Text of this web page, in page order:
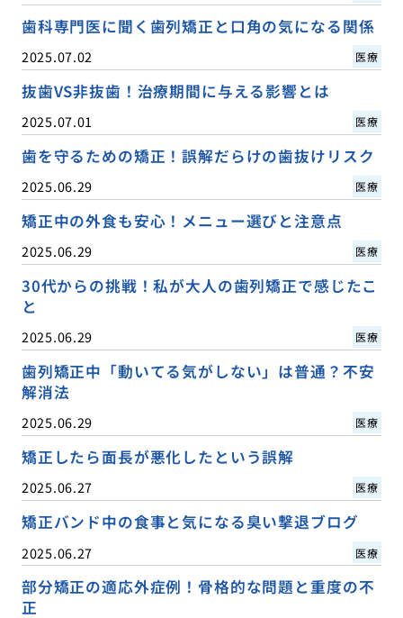
歯科専門医に聞く歯列矯正と口角の気になる関係
2025.07.02 医療
抜歯VS非抜歯！治療期間に与える影響とは
2025.07.01 医療
歯を守るための矯正！誤解だらけの歯抜けリスク
2025.06.29 医療
矯正中の外食も安心！メニュー選びと注意点
2025.06.29 医療
30代からの挑戦！私が大人の歯列矯正で感じたこ
と
2025.06.29 医療
歯列矯正中「動いてる気がしない」は普通？不安
解消法
2025.06.29 医療
矯正したら面長が悪化したという誤解
2025.06.27 医療
矯正バンド中の食事と気になる臭い撃退ブログ
2025.06.27 医療
部分矯正の適応外症例！骨格的な問題と重度の不
正